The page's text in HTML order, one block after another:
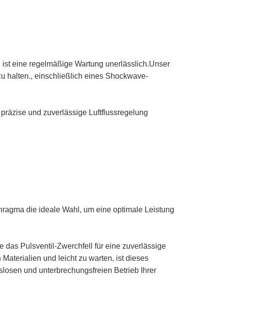
eine regelmäßige Wartung unerlässlich.Unser
halten., einschließlich eines Shockwave-
und zuverlässige Luftflussregelung
die ideale Wahl, um eine optimale Leistung
das Pulsventil-Zwerchfell für eine zuverlässige
und leicht zu warten, ist dieses
und unterbrechungsfreien Betrieb Ihrer